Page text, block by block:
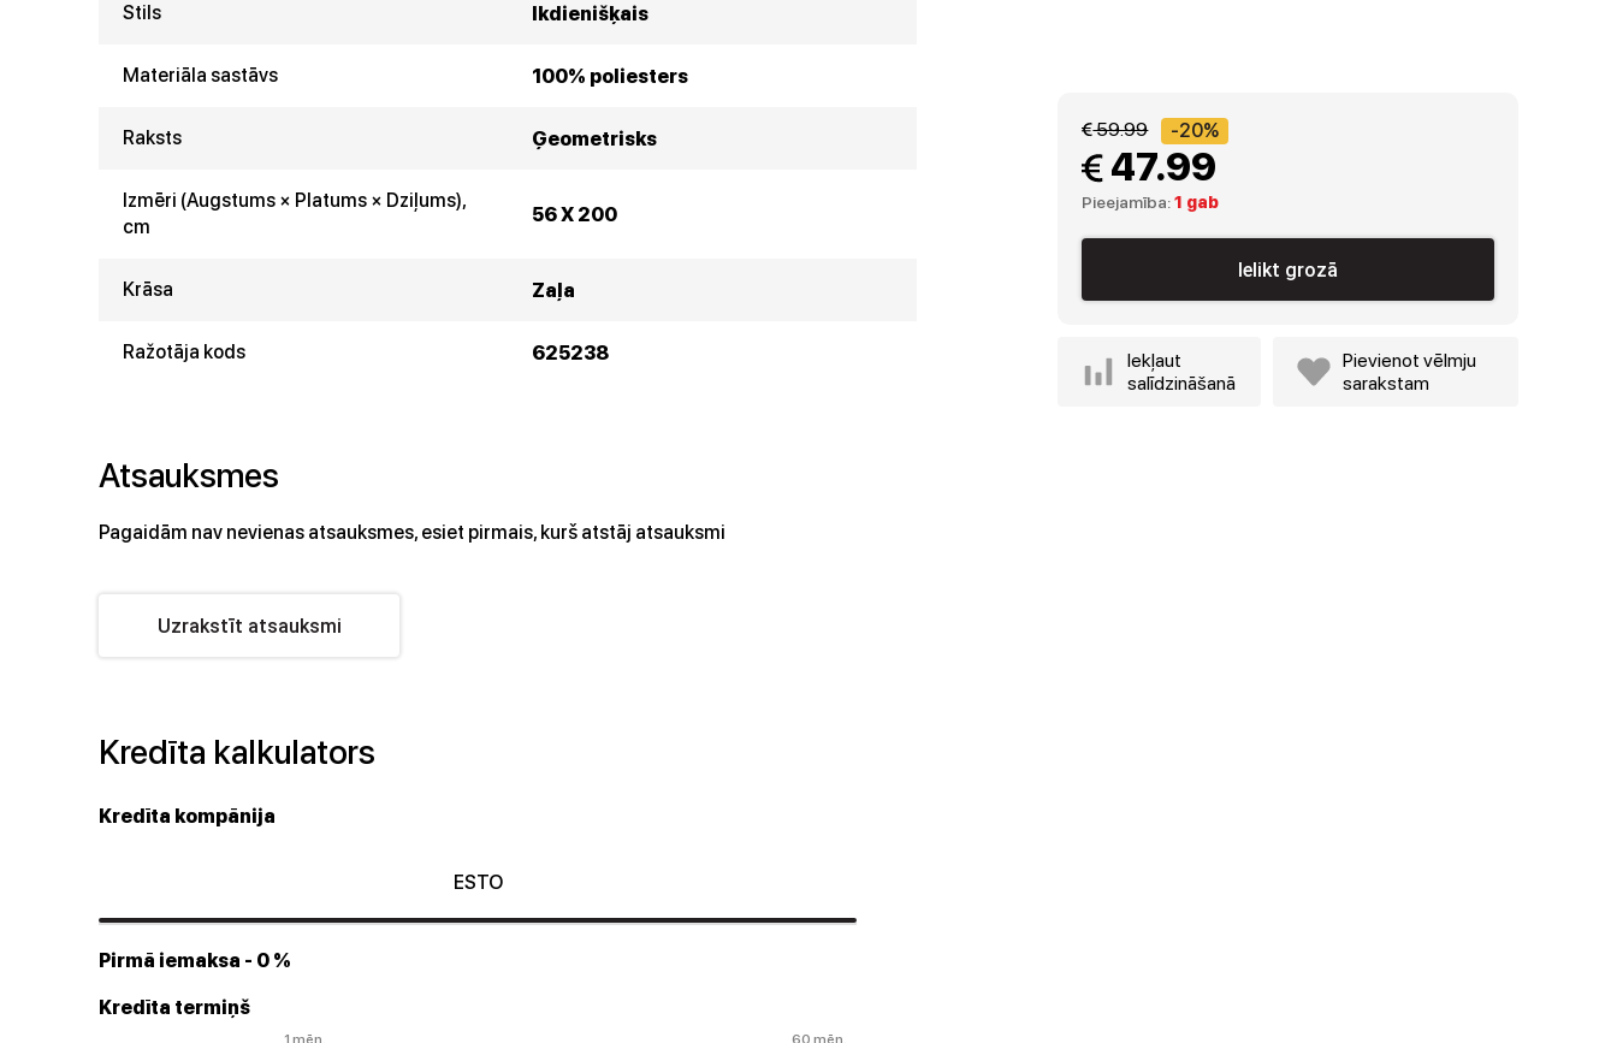
Stils Ikdienišķais
Materiāla sastāvs 100% poliesters
Raksts Ģeometrisks
Izmēri (Augstums × Platums × Dziļums),
cm
56 X 200
Krāsa Zaļa
Ražotāja kods 625238
Atsauksmes
Pagaidām nav nevienas atsauksmes, esiet pirmais, kurš atstāj atsauksmi
Uzrakstīt atsauksmi
Kredīta kalkulators
Kredīta kompānija
ESTO
Pirmā iemaksa - 0 %
Kredīta termiņš
1 mēn. 60 mēn.
59.99 -20%
47.99
Pieejamība:1 gab
Ielikt grozā
Iekļaut
salīdzināšanā
Pievienot vēlmju
sarakstam